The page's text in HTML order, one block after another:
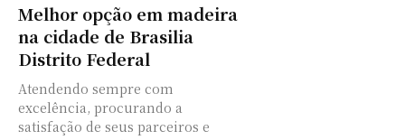
Melhor opção em madeira
na cidade de Brasilia
Distrito Federal
Atendendo sempre com
excelência, procurando a
satisfação de seus parceiros e